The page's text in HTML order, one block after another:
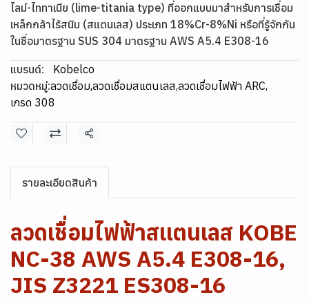
ไลม์-ไททาเนีย (lime-titania type) ที่ออกแบบมาสำหรับการเชื่อม
เหล็กกล้าไร้สนิม (สแตนเลส) ประเภท 18%Cr-8%Ni หรือที่รู้จักกัน
ในชื่อมาตรฐาน SUS 304 มาตรฐาน AWS A5.4 E308-16
แบรนด์:
Kobelco
หมวดหมู่:ลวดเชื่อม,ลวดเชื่อมสแตนเลส,ลวดเชื่อมไฟฟ้า ARC,
เกรด 308
แชร์
รายละเอียดสินค้า
ลวดเชื่อมไฟฟ้าสแตนเลส KOBE
NC-38 AWS A5.4 E308-16,
JIS Z3221 ES308-16